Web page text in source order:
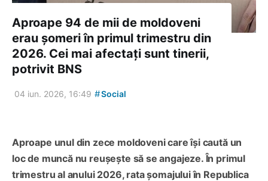
Aproape 94 de mii de moldoveni
erau șomeri în primul trimestru din
2026. Cei mai afectați sunt tinerii,
potrivit BNS
04 iun. 2026, 16:49 #Social
Aproape unul din zece moldoveni care își caută un
loc de muncă nu reușește să se angajeze. În primul
trimestru al anului 2026, rata șomajului în Republica